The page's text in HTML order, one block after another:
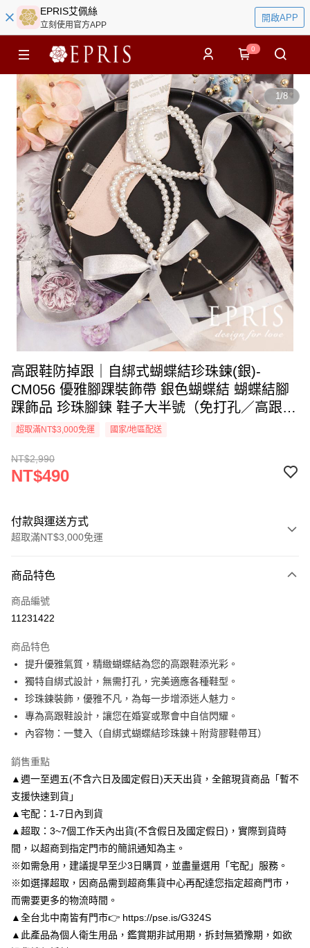
EPRIS艾佩絲
立刻使用官方APP
開啟APP
0
1/8
高跟鞋防掉跟｜自綁式蝴蝶結珍珠鍊(銀)-
CM056 優雅腳踝裝飾帶 銀色蝴蝶結 蝴蝶結腳
踝飾品 珍珠腳鍊 鞋子大半號（免打孔／高跟鞋
適用）
超取滿NT$3,000免運 國家/地區配送
NT$2,990
NT$490
付款與運送方式
超取滿NT$3,000免運
信用卡一次付款
信用卡分期付款
合作金庫商業銀行
華南商業銀行
彰化商業銀行
上海商業儲蓄銀行
台北富邦商業銀行
國泰世華商業銀行
兆豐國際商業銀行
臺灣中小企業銀行
台中商業銀行
匯豐（台灣）商業銀行
華泰商業銀行
聯邦商業銀行
遠東國際商業銀行
元大商業銀行
台新國際商業銀行
中國信託商業銀行
台灣樂天信用卡公司
6 期 0 利率 每期
華南商業銀行
彰化商業銀行
上海商業儲蓄銀行
台北富邦商業銀行
國泰世華商業銀行
兆豐國際商業銀行
臺灣中小企業銀行
台中商業銀行
聯邦商業銀行
元大商業銀行
永豐商業銀行
玉山商業銀行
台灣樂天信用卡公司
LINE Pay
Apple Pay
街口支付
悠遊付
Google Pay
【關於「AFTEE先享後付」】
AFTEE先享後付是「在收到商品之後才付款」的支付方式。 讓您購物簡單
便利好安心！
１．簡單：不需註冊會員、不需綁卡、不需儲值。
２．便利：只要手機號碼，簡訊認證，即可結帳。
３．安心：先確認商品／服務後，再付款。
【「AFTEE先享後付」結帳流程】
１．於結帳方式選擇「AFTEE先享後付」後，將跳轉至「AFTEE先享後付」
ATM付款
運送方式
付款後全家取貨
每筆NT$80，滿NT$3,000(含以上)免運費
商品特色
商品編號
11231422
商品特色
提升優雅氣質，精緻蝴蝶結為您的高跟鞋添光彩。
獨特自綁式設計，無需打孔，完美適應各種鞋型。
珍珠鍊裝飾，優雅不凡，為每一步增添迷人魅力。
專為高跟鞋設計，讓您在婚宴或聚會中自信閃耀。
內容物：一雙入（自綁式蝴蝶結珍珠鍊＋附背膠鞋帶耳）
銷售重點
▲週一至週五(不含六日及國定假日)天天出貨，全館現貨商品「暫不
支援快速到貨」
▲宅配：1-7日內到貨
▲超取：3~7個工作天內出貨(不含假日及國定假日)，實際到貨時
間，以超商到指定門市的簡訊通知為主。
※如需急用，建議提早至少3日購買，並盡量選用「宅配」服務。
※如選擇超取，因商品需到超商集貨中心再配達您指定超商門市，
而需要更多的物流時間。
▲全台北中南皆有門市👉 https://pse.is/G324S
▲此產品為個人衛生用品，鑑賞期非試用期，拆封無猶豫期，如欲